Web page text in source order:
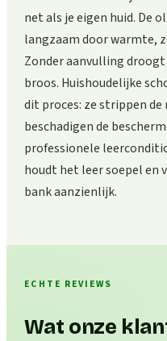
net als je eigen huid. De
langzaam door warmte,
Zonder aanvulling
broos. Huishoudelijke
dit proces: ze strippen
beschadigen de
professionele
houdt het leer soepel en
bank aanzienlijk.
ECHTE REVIEWS
Wat onze